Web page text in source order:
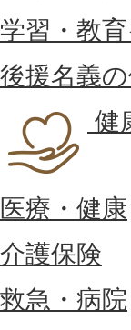
学習・教
後援名義
健
医療・健康
介護保険
救急・病院